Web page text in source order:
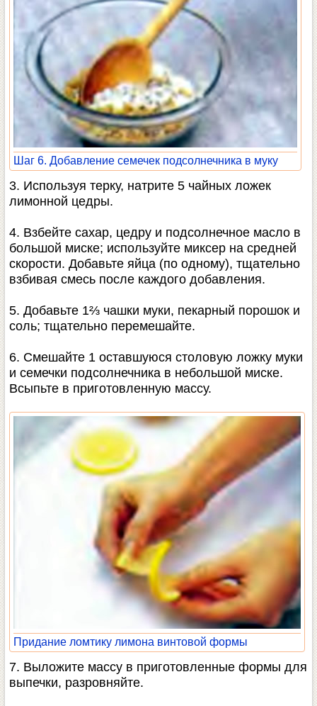
Шаг 6. Добавление семечек подсолнечника в муку
3. Используя терку, натрите 5 чайных ложек
лимонной цедры.
4. Взбейте сахар, цедру и подсолнечное масло в
большой миске; используйте миксер на средней
скорости. Добавьте яйца (по одному), тщательно
взбивая смесь после каждого добавления.
5. Добавьте 1⅔ чашки муки, пекарный порошок и
соль; тщательно перемешайте.
6. Смешайте 1 оставшуюся столовую ложку муки
и семечки подсолнечника в небольшой миске.
Всыпьте в приготовленную массу.
Придание ломтику лимона винтовой формы
7. Выложите массу в приготовленные формы для
выпечки, разровняйте.